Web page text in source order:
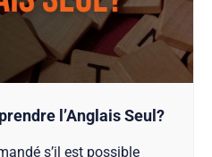
l’Anglais Seul?
s’il est possible